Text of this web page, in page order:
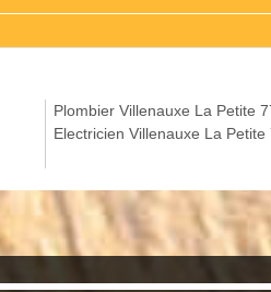
Plombier Villenauxe La Petite
Electricien Villenauxe La Petite